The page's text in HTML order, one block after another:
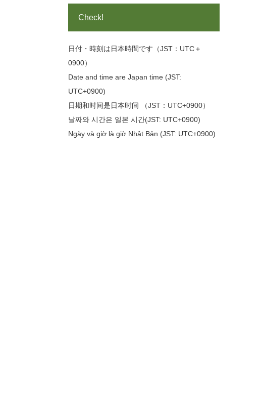
Check!
日付・時刻は日本時間です（JST：UTC＋
0900）
Date and time are Japan time (JST:
UTC+0900)
日期和时间是日本时间 （JST：UTC+0900）
날짜와 시간은 일본 시간(JST: UTC+0900)
Ngày và giờ là giờ Nhật Bản (JST: UTC+0900)